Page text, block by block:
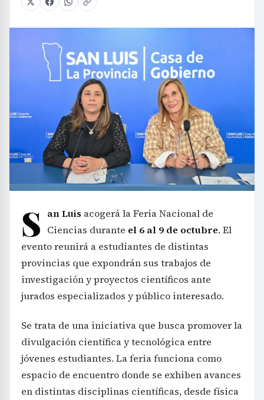
S an Luis acogerá la Feria Nacional de
Ciencias durante el 6 al 9 de octubre. El
evento reunirá a estudiantes de distintas
provincias que expondrán sus trabajos de
investigación y proyectos científicos ante
jurados especializados y público interesado.
Se trata de una iniciativa que busca promover la
divulgación científica y tecnológica entre
jóvenes estudiantes. La feria funciona como
espacio de encuentro donde se exhiben avances
en distintas disciplinas científicas, desde física